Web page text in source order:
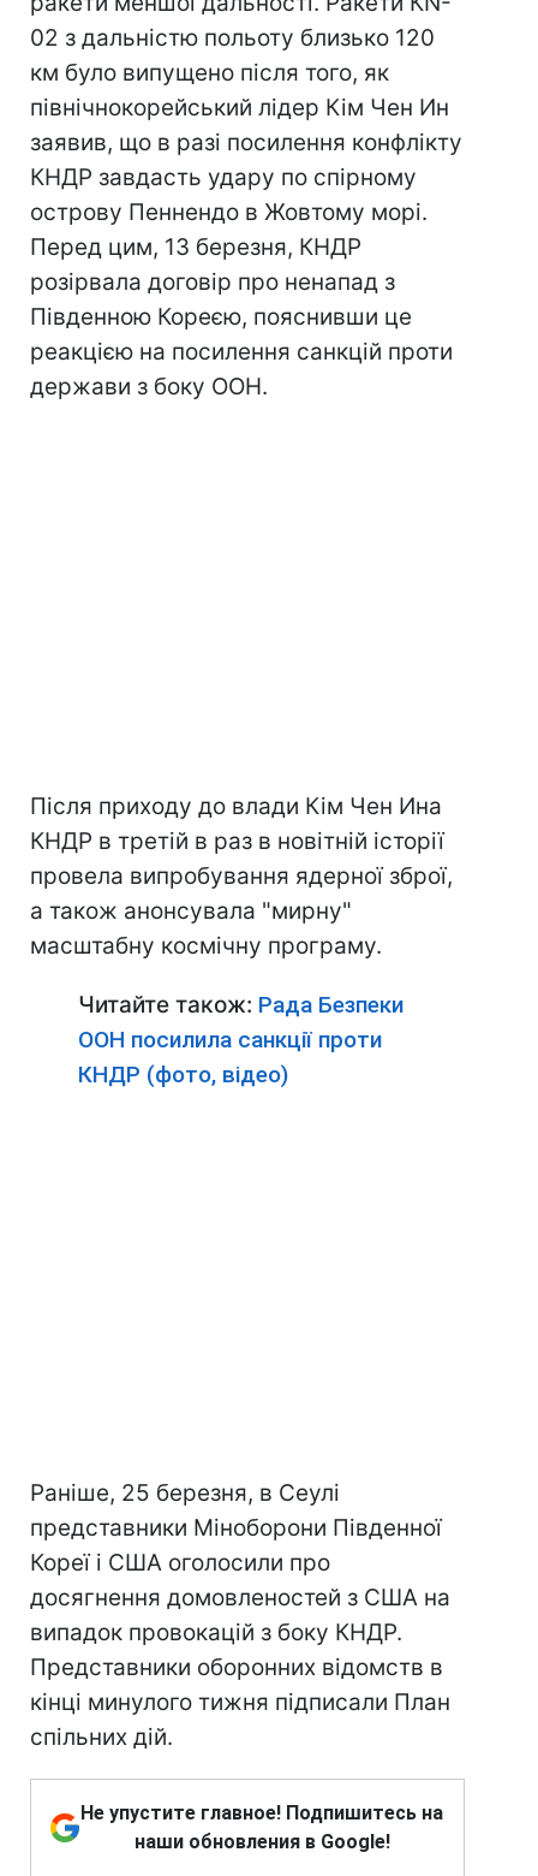
02 з дальністю польоту близько 120
км було випущено після того, як
північнокорейський лідер Кім Чен Ин
заявив, що в разі посилення конфлікту
КНДР завдасть удару по спірному
острову Пеннендо в Жовтому морі.
Перед цим, 13 березня, КНДР
розірвала договір про ненапад з
Південною Кореєю, пояснивши це
реакцією на посилення санкцій проти
держави з боку ООН.
Після приходу до влади Кім Чен Ина
КНДР в третій в раз в новітній історії
провела випробування ядерної зброї,
а також анонсувала "мирну"
масштабну космічну програму.
Читайте також: Рада Безпеки
ООН посилила санкції проти
КНДР (фото, відео)
Раніше, 25 березня, в Сеулі
представники Міноборони Південної
Кореї і США оголосили про
досягнення домовленостей з США на
випадок провокацій з боку КНДР.
Представники оборонних відомств в
кінці минулого тижня підписали План
спільних дій.
Не упустите главное! Подпишитесь на
наши обновления в Google!